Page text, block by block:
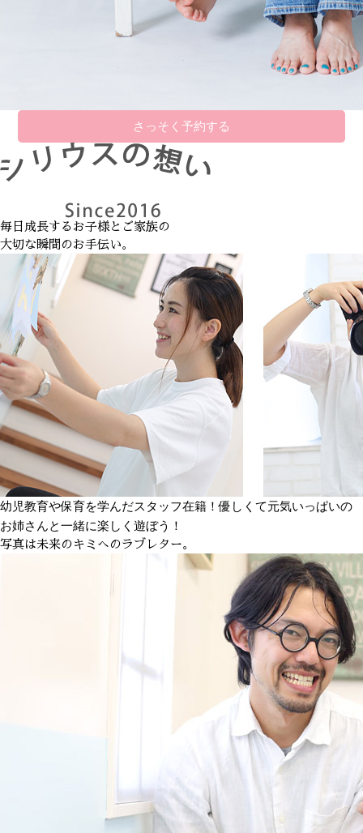
さっそく予約する
毎日成長するお子様とご家族の
大切な瞬間のお手伝い。
幼児教育や保育を学んだスタッフ在籍！優しくて元気いっぱいの
お姉さんと一緒に楽しく遊ぼう！
写真は未来のキミへのラブレター。